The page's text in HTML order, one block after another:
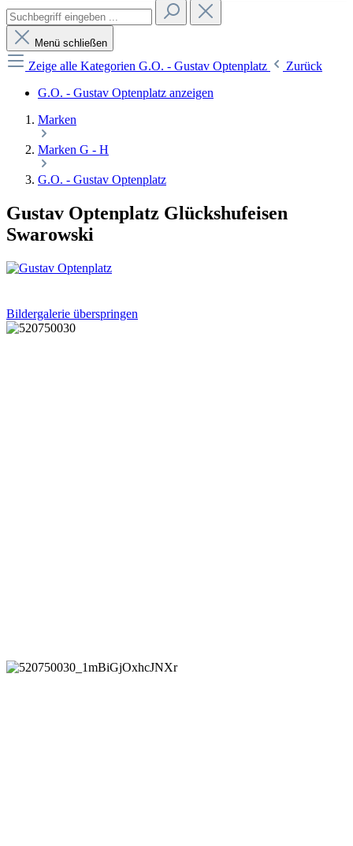
Menü schließen
Zeige alle Kategorien G.O. - Gustav Optenplatz
Zurück
G.O. - Gustav Optenplatz anzeigen
Marken
Marken G - H
G.O. - Gustav Optenplatz
Gustav Optenplatz Glückshufeisen
Swarowski
Bildergalerie überspringen